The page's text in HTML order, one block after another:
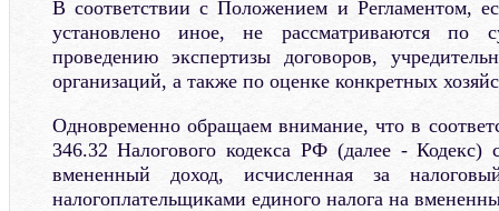
В соответствии с Положением и Регламентом,
установлено иное, не рассматриваются по
проведению экспертизы договоров,
организаций, а также по оценке конкретных
Одновременно обращаем внимание, что в
346.32 Налогового кодекса РФ (далее - Кодекс)
вмененный доход, исчисленная за
налогоплательщиками единого налога на